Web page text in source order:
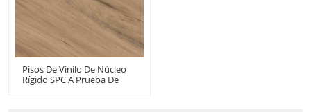
Pisos De Vinilo De Núcleo
Rígido SPC A Prueba De